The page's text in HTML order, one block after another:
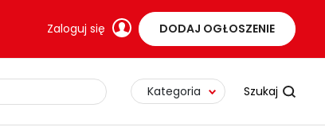
Zaloguj się DODAJ OGŁOSZENIE
Kategoria